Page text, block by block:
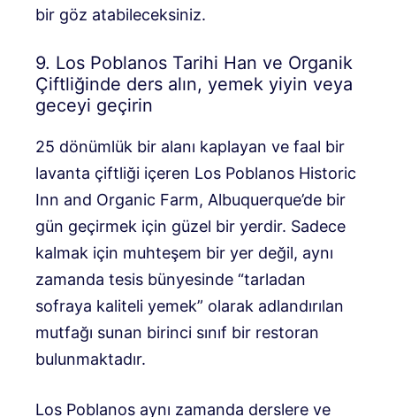
bir göz atabileceksiniz.
9. Los Poblanos Tarihi Han ve Organik
Çiftliğinde ders alın, yemek yiyin veya
geceyi geçirin
25 dönümlük bir alanı kaplayan ve faal bir
lavanta çiftliği içeren Los Poblanos Historic
Inn and Organic Farm, Albuquerque’de bir
gün geçirmek için güzel bir yerdir. Sadece
kalmak için muhteşem bir yer değil, aynı
zamanda tesis bünyesinde “tarladan
sofraya kaliteli yemek” olarak adlandırılan
mutfağı sunan birinci sınıf bir restoran
bulunmaktadır.
Los Poblanos aynı zamanda derslere ve